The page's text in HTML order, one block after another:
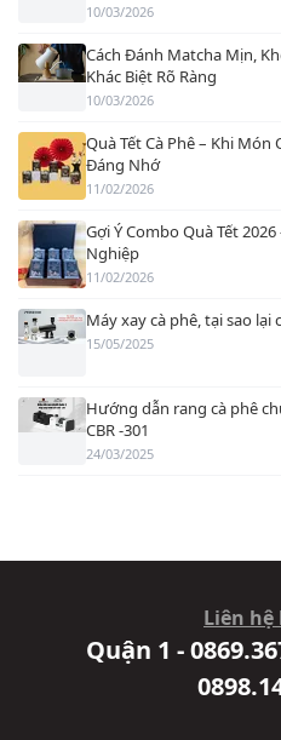
10/03/2026
Cách Đánh Matcha Mịn,
Khác Biệt Rõ Ràng
10/03/2026
Quà Tết Cà Phê – Khi
Đáng Nhớ
11/02/2026
Gợi Ý Combo Quà Tết
Nghiệp
11/02/2026
Máy xay cà phê, tại sao
15/05/2025
Hướng dẫn rang cà phê
CBR -301
24/03/2025
Liên
Quận 1 -